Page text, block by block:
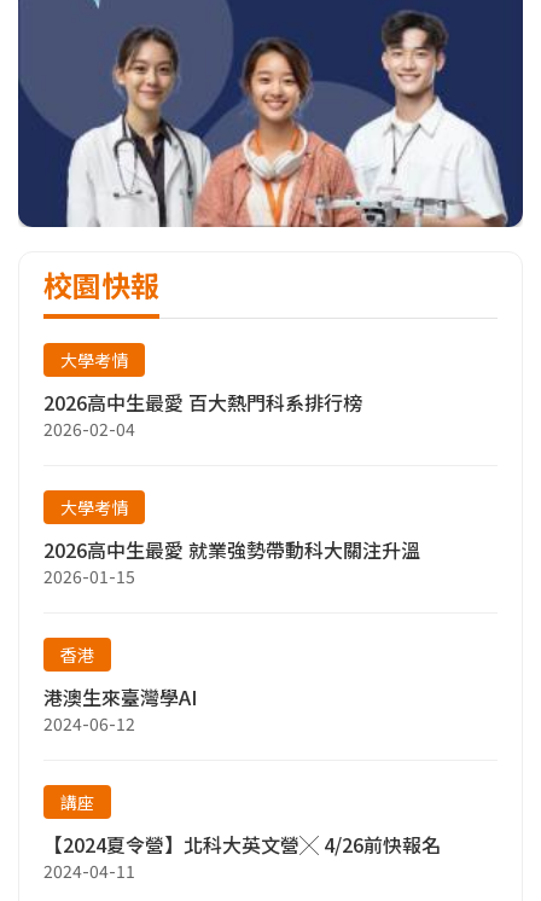
校園快報
大學考情
2026高中生最愛 百大熱門科系排行榜
2026-02-04
大學考情
2026高中生最愛 就業強勢帶動科大關注升溫
2026-01-15
香港
港澳生來臺灣學AI
2024-06-12
講座
【2024夏令營】北科大英文營╳ 4/26前快報名
2024-04-11